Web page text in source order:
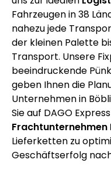
Fahrzeugen in 38
nahezu jede
der kleinen Palette
Transport. Unsere
beeindruckende
geben Ihnen die
Unternehmen in
Sie auf DAGO
Frachtunternehmen
Lieferketten zu
Geschäftserfolg